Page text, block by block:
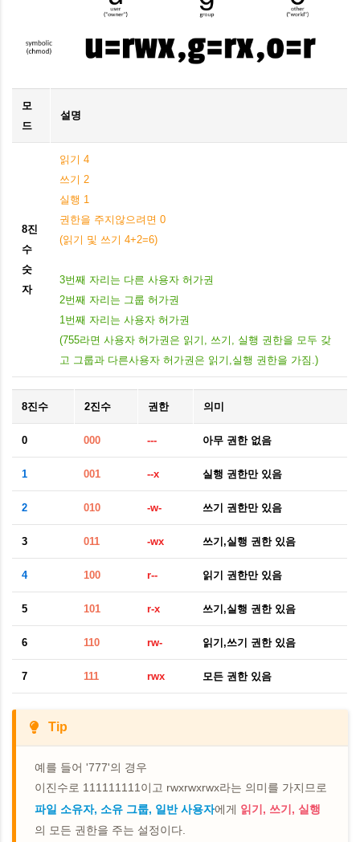
모
드
설명
8진
수
숫
자
읽기 4
쓰기 2
실행 1
권한을 주지않으려면 0
(읽기 및 쓰기 4+2=6)
3번째 자리는 다른 사용자 허가권
2번째 자리는 그룹 허가권
1번째 자리는 사용자 허가권
(755라면 사용자 허가권은 읽기, 쓰기, 실행 권한을 모두 갖
고 그룹과 다른사용자 허가권은 읽기,실행 권한을 가짐.)
8진수 2진수 권한 의미
0 000 --- 아무 권한 없음
1 001 --x 실행 권한만 있음
2 010 -w- 쓰기 권한만 있음
3 011 -wx 쓰기 ,실행 권한 있음
4 100 r-- 읽기 권한만 있음
5 101 r-x 쓰기 ,실행 권한 있음
6 110 rw- 읽기 ,쓰기 권한 있음
7 111 rwx 모든 권한 있음
Tip
예를 들어 '777'의 경우
이진수로 111111111이고 rwxrwxrwx라는 의미를 가지므로
파일 소유자, 소유 그룹, 일반 사용자에게 읽기, 쓰기, 실행
의 모든 권한을 주는 설정이다.